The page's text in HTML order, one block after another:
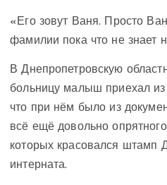
«Его зовут Ваня. Просто
фамилии пока что не знает
В Днепропетровскую
больницу малыш приехал
что при нём было из
всё ещё довольно
которых красовался штамп
интерната.